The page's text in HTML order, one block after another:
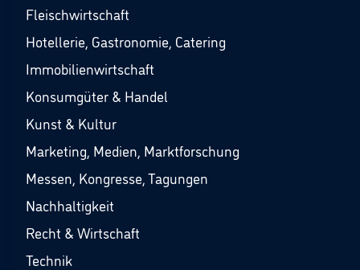
Fleischwirtschaft
Hotellerie, Gastronomie, Catering
Immobilienwirtschaft
Konsumgüter & Handel
Kunst & Kultur
Marketing, Medien, Marktforschung
Messen, Kongresse, Tagungen
Nachhaltigkeit
Recht & Wirtschaft
Technik